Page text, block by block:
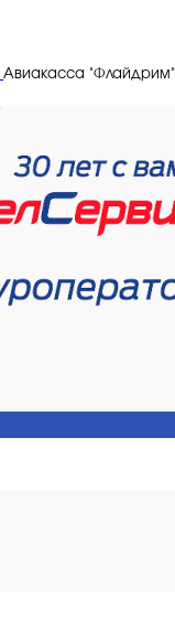
Авиакасса "Флайдрим"